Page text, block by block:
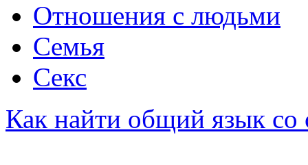
Отношения с людьми
Семья
Секс
Как найти общий язык со